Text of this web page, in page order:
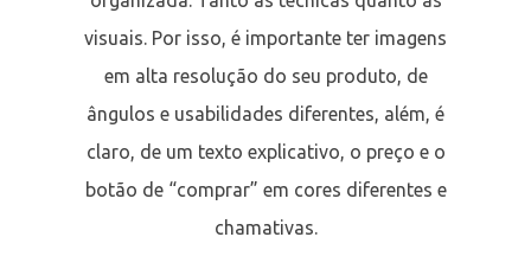
visuais. Por isso, é importante ter imagens
em alta resolução do seu produto, de
ângulos e usabilidades diferentes, além, é
claro, de um texto explicativo, o preço e o
botão de “comprar” em cores diferentes e
chamativas.